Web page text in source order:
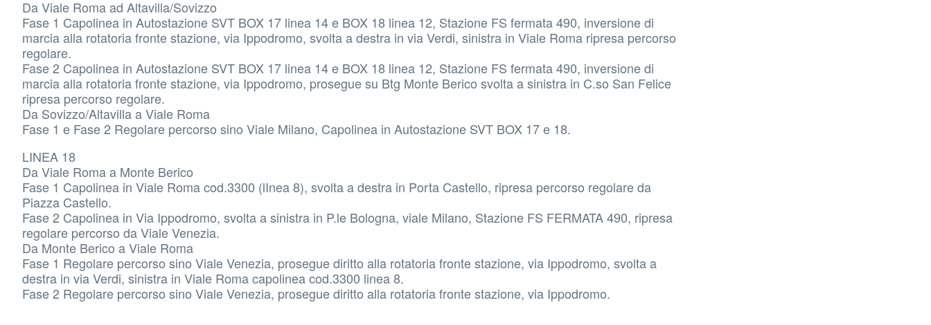
Da Viale Roma ad Altavilla/Sovizzo
Fase 1 Capolinea in Autostazione SVT BOX 17 linea 14 e BOX 18 linea 12, Stazione FS fermata 490, inversione di
marcia alla rotatoria fronte stazione, via Ippodromo, svolta a destra in via Verdi, sinistra in Viale Roma ripresa percorso
regolare.
Fase 2 Capolinea in Autostazione SVT BOX 17 linea 14 e BOX 18 linea 12, Stazione FS fermata 490, inversione di
marcia alla rotatoria fronte stazione, via Ippodromo, prosegue su Btg Monte Berico svolta a sinistra in C.so San Felice
ripresa percorso regolare.
Da Sovizzo/Altavilla a Viale Roma
Fase 1 e Fase 2 Regolare percorso sino Viale Milano, Capolinea in Autostazione SVT BOX 17 e 18.
LINEA 18
Da Viale Roma a Monte Berico
Fase 1 Capolinea in Viale Roma cod.3300 (lInea 8), svolta a destra in Porta Castello, ripresa percorso regolare da
Piazza Castello.
Fase 2 Capolinea in Via Ippodromo, svolta a sinistra in P.le Bologna, viale Milano, Stazione FS FERMATA 490, ripresa
regolare percorso da Viale Venezia.
Da Monte Berico a Viale Roma
Fase 1 Regolare percorso sino Viale Venezia, prosegue diritto alla rotatoria fronte stazione, via Ippodromo, svolta a
destra in via Verdi, sinistra in Viale Roma capolinea cod.3300 linea 8.
Fase 2 Regolare percorso sino Viale Venezia, prosegue diritto alla rotatoria fronte stazione, via Ippodromo.